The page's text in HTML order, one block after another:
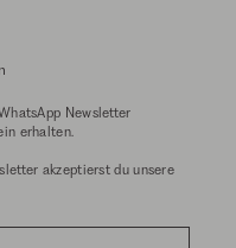
Newsletter
erhalten.
akzeptierst du unsere